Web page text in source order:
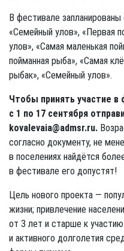
В фестивале
«Семейный улов», «Первая
улов», «Самая маленькая
пойманная рыба», «Самая
рыбак», «Семейный улов».
Чтобы принять участие в
с 1 по 17 сентября
kovalevaia@admsr.ru.
согласно документу, не
в поселениях найдётся
в фестивале его допустят!
Цель нового проекта —
жизни; привлечение
от 3 лет и старше к
и активного долголетия